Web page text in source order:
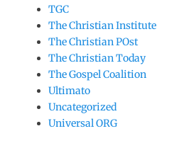
TGC
The Christian Institute
The Christian POst
The Christian Today
The Gospel Coalition
Ultimato
Uncategorized
Universal ORG